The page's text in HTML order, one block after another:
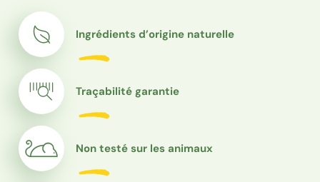
Ingrédients d’origine naturelle
Traçabilité garantie
Non testé sur les animaux